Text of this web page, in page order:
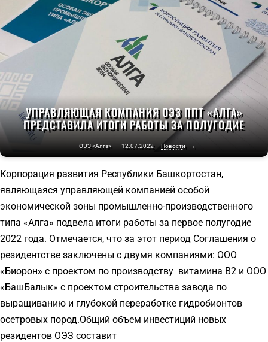
УПРАВЛЯЮЩАЯ КОМПАНИЯ ОЭЗ ППТ «АЛГА»
ПРЕДСТАВИЛА ИТОГИ РАБОТЫ ЗА ПОЛУГОДИЕ
ОЭЗ «Алга» 12.07.2022 Новости →
Корпорация развития Республики Башкортостан,
являющаяся управляющей компанией особой
экономической зоны промышленно-производственного
типа «Алга» подвела итоги работы за первое полугодие
2022 года. Отмечается, что за этот период Соглашения о
резидентстве заключены с двумя компаниями: ООО
«Биорон» с проектом по производству витамина В2 и ООО
«БашБалык» с проектом строительства завода по
выращиванию и глубокой переработке гидробионтов
осетровых пород.Общий объем инвестиций новых
резидентов ОЭЗ составит